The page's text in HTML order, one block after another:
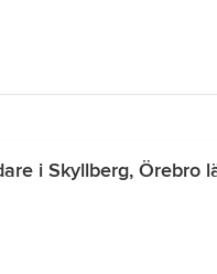
i Skyllberg, Örebro